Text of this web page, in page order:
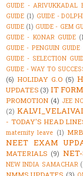
GUIDE - ARIVUKKADAL
GUIDE (1) GUIDE -
GUIDE (1) GUIDE - GEM
GUIDE - KONAR GUIDE
GUIDE - PENGUIN GUIDE
GUIDE - SELECTION
GUIDE - WAY TO
(6) HOLIDAY G.O (5)
UPDATES (3) IT FORM
PROMOTION (4) JEE
(2)
- TODAY'S HEAD
maternity leave (1)
NEET EXAM
MATERIALS (9)
NEW INDIA SAMACHAR